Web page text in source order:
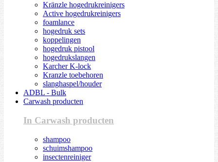
Kränzle hogedrukreinigers
Active hogedrukreinigers
foamlance
hogedruk sets
koppelingen
hogedruk pistool
hogedrukslangen
Karcher K-lock
Kranzle toebehoren
slanghaspel/houder
ADBL - Bulk
Carwash producten
In Carwash producten
shampoo
schuimshampoo
insectenreiniger